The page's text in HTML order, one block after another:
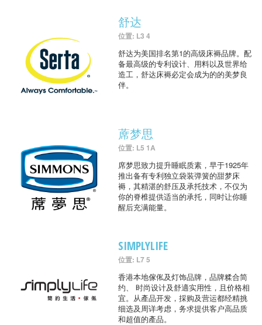
舒达
位置: L3 4
舒达为美国排名第1的高级床褥品牌。配
备最高级的专利设计、用料以及世界给
造工，舒达床褥必定会成为的的美梦良
伴。
蓆梦思
位置: L5 1A
席梦思致力提升睡眠质素，早于1925年
推出备有专利独立袋装弹簧的甜梦床
褥，其精湛的舒压及承托技术，不仅为
你的脊椎提供适当的承托，同时让你睡
醒后充满能量。
SIMPLYLIFE
位置: L7 5
香港本地傢俬及灯饰品牌，品牌糅合简
约、 时尚设计及舒適实用性，且价格相
宜。从產品开发，採购及营运都经精挑
细选及周详考虑，务求提供客户高品质
和超值的產品。